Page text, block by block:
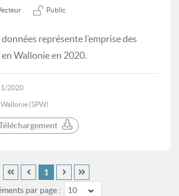
Public
représente l’emprise des
Wallonie en 2020.
2020
(SPW)
par page : 10
1